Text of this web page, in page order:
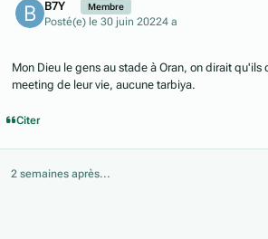
B7Y Membre
Posté(e) le 30 juin 20224 a
Mon Dieu le gens au stade à Oran, on dirait qu'ils
meeting de leur vie, aucune tarbiya.
Citer
2 semaines après...